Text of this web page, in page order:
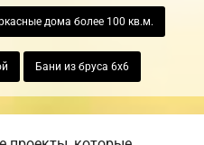
дома более 100 кв.м.
Бани из бруса 6х6